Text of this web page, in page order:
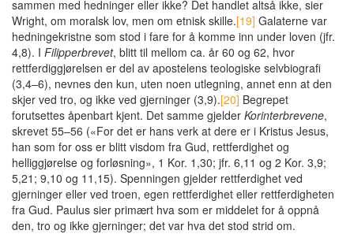
sammen med hedninger eller ikke? Det handlet altså ikke, sier
Wright, om moralsk lov, men om etnisk skille.[19] Galaterne var
hedningekristne som stod i fare for å komme inn under loven (jfr.
4,8). I Filipperbrevet, blitt til mellom ca. år 60 og 62, hvor
rettferdiggjørelsen er del av apostelens teologiske selvbiografi
(3,4–6), nevnes den kun, uten noen utlegning, annet enn at den
skjer ved tro, og ikke ved gjerninger (3,9).[20] Begrepet
forutsettes åpenbart kjent. Det samme gjelder Korinterbrevene,
skrevet 55–56 («For det er hans verk at dere er i Kristus Jesus,
han som for oss er blitt visdom fra Gud, rettferdighet og
helliggjørelse og forløsning», 1 Kor. 1,30; jfr. 6,11 og 2 Kor. 3,9;
5,21; 9,10 og 11,15). Spenningen gjelder rettferdighet ved
gjerninger eller ved troen, egen rettferdighet eller rettferdigheten
fra Gud. Paulus sier primært hva som er middelet for å oppnå
den, tro og ikke gjerninger; det var hva det stod strid om.